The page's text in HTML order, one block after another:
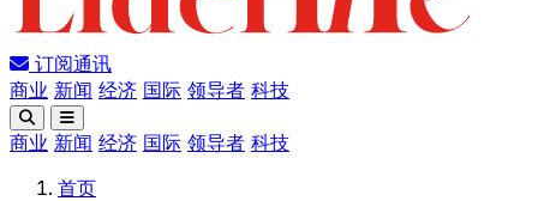
订阅通讯
商业 新闻 经济 国际 领导者 科技
商业 新闻 经济 国际 领导者 科技
首页